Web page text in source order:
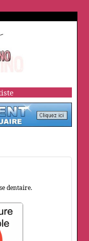
dentaire.